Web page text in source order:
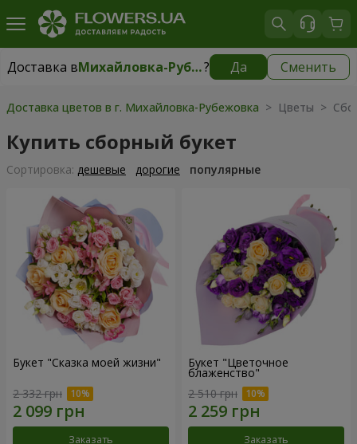
Доставка в Михайловка-Рубежовка? Да Сменить
Доставка вМихайловка-Рубежовка|бесплатно
Доставка цветов в г. Михайловка-Рубежовка > Цветы >
Купить сборный букет
Cортировка: дешевые дорогие популярные
Букет "Сказка моей жизни"
2 332 грн
Заказать
Букет "Цветочное
блаженство"
2 510 грн
Заказать